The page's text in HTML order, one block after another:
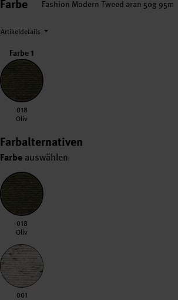
Farbe Fashion Modern Tweed aran 50g 95m
Artikeldetails
Farbe 1
018 Oliv
018
Oliv
Farbalternativen
Farbe auswählen
018 Oliv
018
Oliv
001 Creme
001